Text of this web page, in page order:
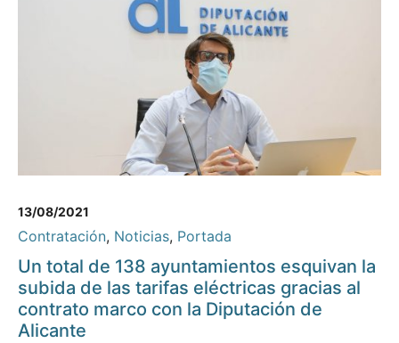
13/08/2021
Contratación, Noticias, Portada
Un total de 138 ayuntamientos esquivan la
subida de las tarifas eléctricas gracias al
contrato marco con la Diputación de
Alicante